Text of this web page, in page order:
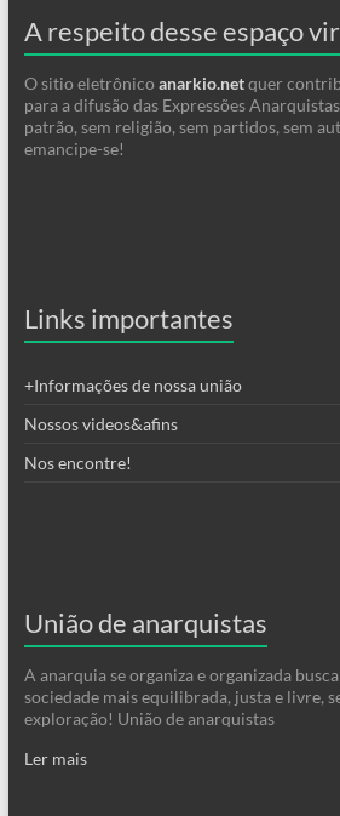
A respeito desse espaço
O sitio eletrônico anarkio.netquer
para a difusão das Expressões
patrão, sem religião, sem partidos, sem
emancipe-se!
Links importantes
+Informações de nossa união
Nossos videos&afins
Nos encontre!
União de anarquistas
A anarquia se organiza e organizada
sociedade mais equilibrada, justa e livre,
exploração! União de anarquistas
Ler mais